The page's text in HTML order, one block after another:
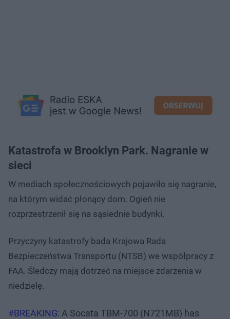
Katastrofa w Brooklyn Park. Nagranie w
sieci
W mediach społecznościowych pojawiło się nagranie,
na którym widać płonący dom. Ogień nie
rozprzestrzenił się na sąsiednie budynki.
Przyczyny katastrofy bada Krajowa Rada
Bezpieczeństwa Transportu (NTSB) we współpracy z
FAA. Śledczy mają dotrzeć na miejsce zdarzenia w
niedzielę.
#BREAKING: A Socata TBM-700 (N721MB) has